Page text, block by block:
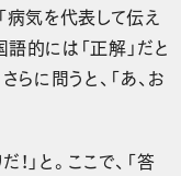
病気を代表して伝え
的には「正解」だと
らに問うと、「あ、お
」と。ここで、「答